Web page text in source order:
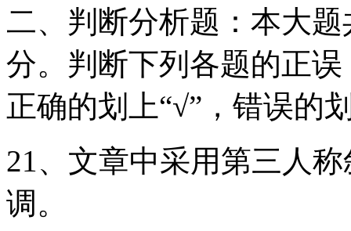
二、判断分析题：本大
分。判断下列各题的正
正确的划上“√”，错误的
21、文章中采用第三人
调。